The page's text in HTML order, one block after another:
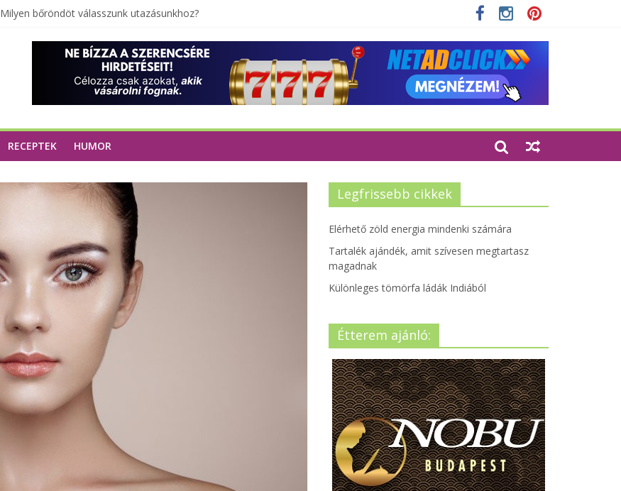
Milyen bőröndöt válasszunk utazásunkhoz?
Tartalék ajándék, amit szívesen megtartasz magadnak
Különleges tömörfa ládák Indiából
A zöld forradalom: A mosó- és parfümtermékek környezetbarát szempontjainak erősítése
RECEPTEK HUMOR
Legfrissebb cikkek
Elérhető zöld energia mindenki számára
Tartalék ajándék, amit szívesen megtartasz
magadnak
Különleges tömörfa ládák Indiából
Étterem ajánló: